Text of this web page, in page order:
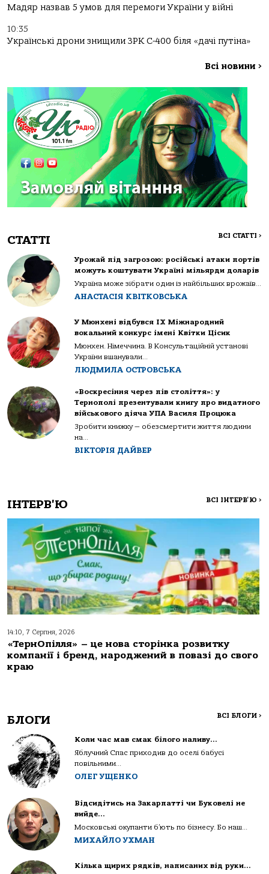
Мадяр назвав 5 умов для перемоги України у війні
10:35
Українські дрони знищили ЗРК С-400 біля «дачі путіна»
Всі новини >
СТАТТІ ВСІ СТАТТІ >
Урожай під загрозою: російські атаки портів
можуть коштувати Україні мільярди доларів
Україна може зібрати один із найбільших врожаїв...
АНАСТАСІЯ КВІТКОВСЬКА
У Мюнхені відбувся IX Міжнародний
вокальний конкурс імені Квітки Цісик
Мюнхен. Німеччина. В Консультаційній установі
України вшанували...
ЛЮДМИЛА ОСТРОВСЬКА
«Воскресіння через пів століття»: у
Тернополі презентували книгу про видатного
військового діяча УПА Василя Процюка
Зробити книжку — обезсмертити життя людини
на...
ВІКТОРІЯ ДАЙВЕР
ІНТЕРВ'Ю ВСІ ІНТЕРВ'Ю >
14:10, 7 Серпня, 2026
«ТернОпілля» – це нова сторінка розвитку
компанії і бренд, народжений в повазі до свого
краю
БЛОГИ ВСІ БЛОГИ >
Коли час мав смак білого наливу…
Яблучний Спас приходив до оселі бабусі
повільними...
ОЛЕГ УЩЕНКО
Відсидітись на Закарпатті чи Буковелі не
вийде…
Московські окупанти б’ють по бізнесу. Бо наш...
МИХАЙЛО УХМАН
Кілька щирих рядків, написаних від руки…